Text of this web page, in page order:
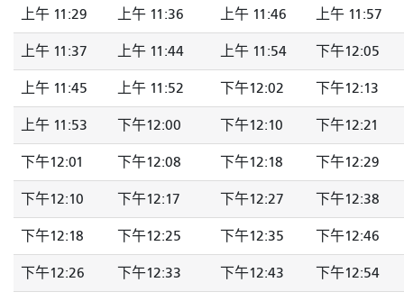
上午 11:29 上午 11:36 上午 11:46 上午 11:57
上午 11:37 上午 11:44 上午 11:54 下午12:05
上午 11:45 上午 11:52 下午12:02 下午12:13
上午 11:53 下午12:00 下午12:10 下午12:21
下午12:01 下午12:08 下午12:18 下午12:29
下午12:10 下午12:17 下午12:27 下午12:38
下午12:18 下午12:25 下午12:35 下午12:46
下午12:26 下午12:33 下午12:43 下午12:54